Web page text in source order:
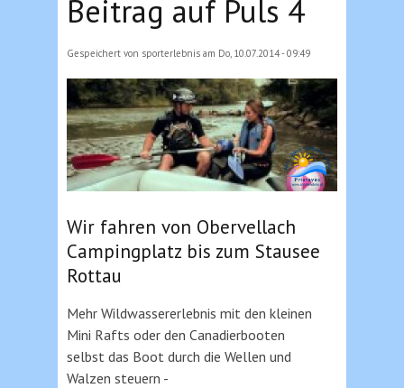
Beitrag auf Puls 4
Gespeichert von sporterlebnis am Do, 10.07.2014 - 09:49
Wir fahren von Obervellach
Campingplatz bis zum Stausee
Rottau
Mehr Wildwassererlebnis mit den kleinen
Mini Rafts oder den Canadierbooten
selbst das Boot durch die Wellen und
Walzen steuern -